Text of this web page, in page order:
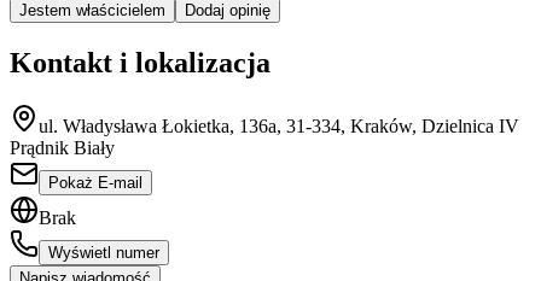
Jestem właścicielem Dodaj opinię
Kontakt i lokalizacja
ul. Władysława Łokietka, 136a, 31-334, Kraków, Dzielnica IV
Prądnik Biały
Pokaż E-mail
Brak
Wyświetl numer